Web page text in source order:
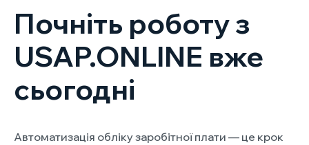
Почніть роботу з
USAP.ONLINE вже
сьогодні
Автоматизація обліку заробітної плати — це крок